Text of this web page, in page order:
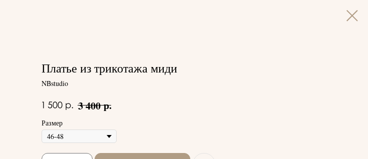
Платье из трикотажа миди
NBstudio
1 500 р. 3 400 р.
Размер